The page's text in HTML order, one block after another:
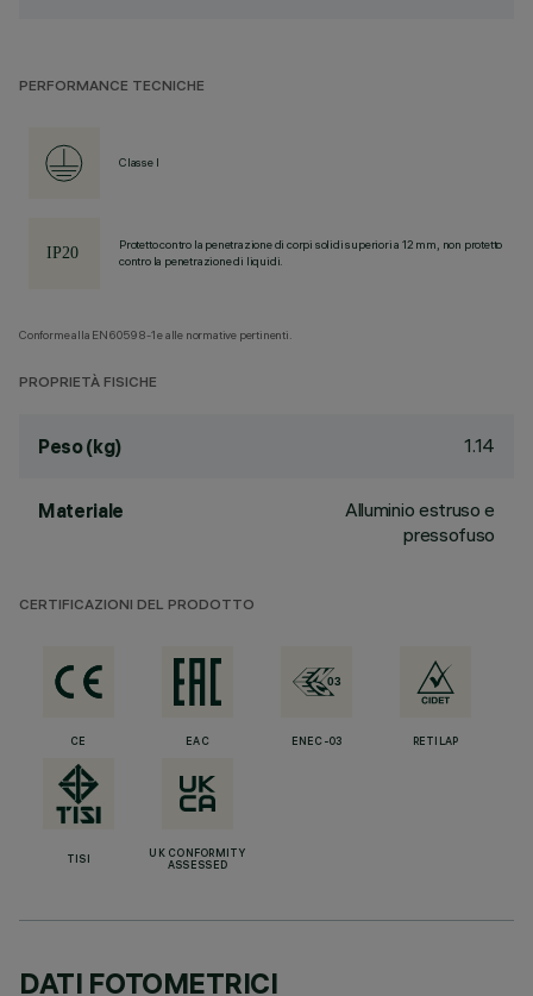
PERFORMANCE TECNICHE
Classe I
Protetto contro la penetrazione di corpi solidi superiori a 12 mm, non protetto
contro la penetrazione di liquidi.
Conforme alla EN60598-1 e alle normative pertinenti.
PROPRIETÀ FISICHE
Peso (kg) 1.14
Materiale
Alluminio estruso e
pressofuso
CERTIFICAZIONI DEL PRODOTTO
CE EAC ENEC-03 RETILAP
TISI
UK CONFORMITY
ASSESSED
DATI FOTOMETRICI